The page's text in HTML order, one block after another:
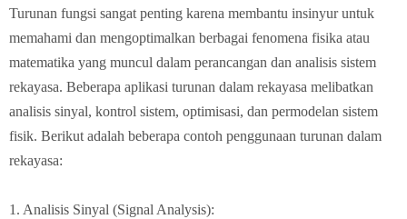
Turunan fungsi sangat penting karena membantu insinyur untuk
memahami dan mengoptimalkan berbagai fenomena fisika atau
matematika yang muncul dalam perancangan dan analisis sistem
rekayasa. Beberapa aplikasi turunan dalam rekayasa melibatkan
analisis sinyal, kontrol sistem, optimisasi, dan permodelan sistem
fisik. Berikut adalah beberapa contoh penggunaan turunan dalam
rekayasa:
1. Analisis Sinyal (Signal Analysis):